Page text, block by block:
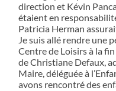
direction et Kévin
étaient en
Patricia Herman
Je suis allé rendre une
Centre de Loisirs à la
de Christiane Defaux,
Maire, déléguée à
avons rencontré des